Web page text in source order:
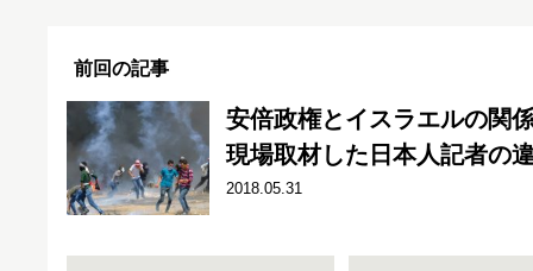
前回の記事
安倍政権とイスラエルの関
現場取材した日本人記者の
2018.05.31